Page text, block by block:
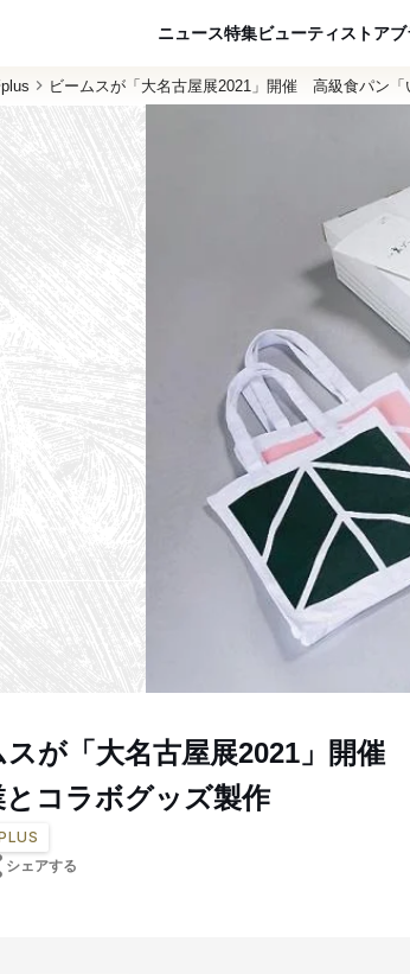
ニュース特集ビューティ ストア
ビームスが「大名古屋展2021」開催 高級食パン
スが「大名古屋展2021」開
とコラボグッズ製作
シェアする